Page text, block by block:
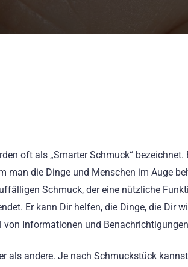
oft als „Smarter Schmuck“
man die Dinge und Menschen im Auge
Schmuck, der eine nützliche
Er kann Dir helfen, die Dinge, die Dir
von Informationen und
als andere. Je nach Schmuckstück